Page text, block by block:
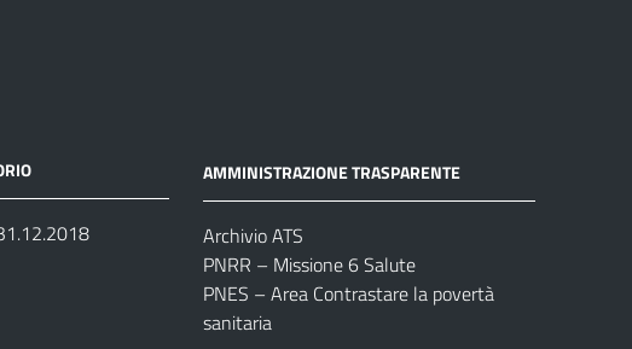
AMMINISTRAZIONE TRASPARENTE
Archivio ATS
PNRR – Missione 6 Salute
PNES – Area Contrastare la povertà
sanitaria